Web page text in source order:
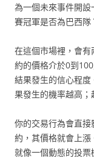
為一個未來事件開
賽冠軍是否為巴西隊
在這個市場裡，會
約的價格介於0到
結果發生的信心程
果發生的機率越高；
你的交易行為會直
約，其價格就會上
就像一個動態的投票